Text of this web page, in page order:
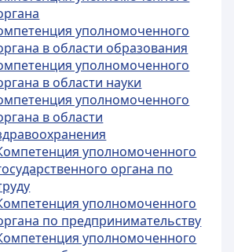
уполномоченного
в области образования
уполномоченного
в области науки
уполномоченного
в области
уполномоченного
органа по
уполномоченного
по предпринимательству
уполномоченного